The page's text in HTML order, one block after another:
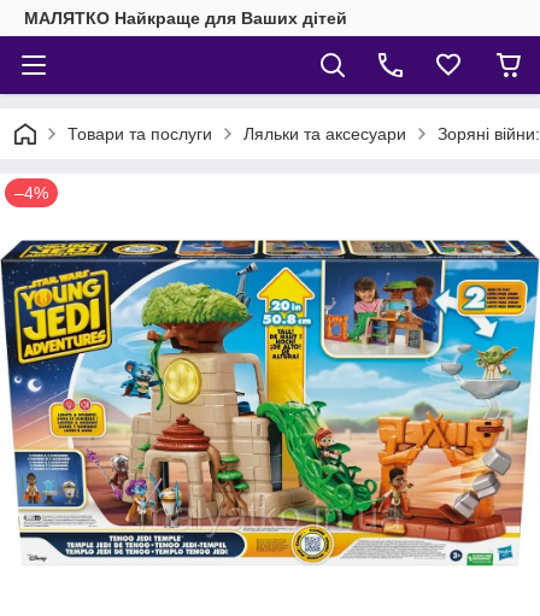
МАЛЯТКО Найкраще для Ваших дітей
Товари та послуги Ляльки та аксесуари Зоряні
–4%